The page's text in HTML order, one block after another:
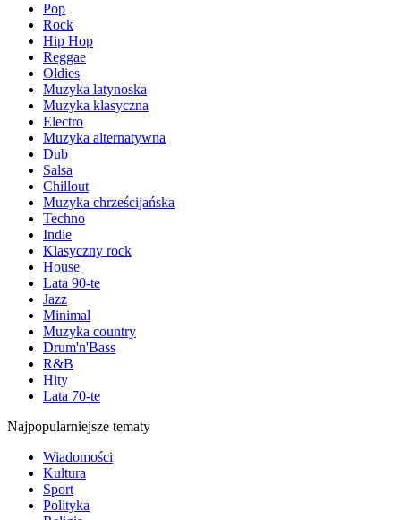
Pop
Rock
Hip Hop
Reggae
Oldies
Muzyka latynoska
Muzyka klasyczna
Electro
Muzyka alternatywna
Dub
Salsa
Chillout
Muzyka chrześcijańska
Techno
Indie
Klasyczny rock
House
Lata 90-te
Jazz
Minimal
Muzyka country
Drum'n'Bass
R&B
Hity
Lata 70-te
Najpopularniejsze tematy
Wiadomości
Kultura
Sport
Polityka